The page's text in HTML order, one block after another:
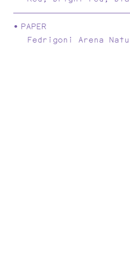
POEMAS
PAPER
Fedrigoni Arena